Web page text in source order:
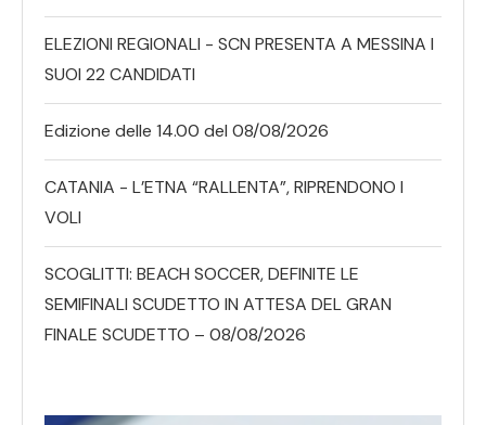
ELEZIONI REGIONALI - SCN PRESENTA A MESSINA I
SUOI 22 CANDIDATI
Edizione delle 14.00 del 08/08/2026
CATANIA - L’ETNA “RALLENTA”, RIPRENDONO I
VOLI
SCOGLITTI: BEACH SOCCER, DEFINITE LE
SEMIFINALI SCUDETTO IN ATTESA DEL GRAN
FINALE SCUDETTO – 08/08/2026